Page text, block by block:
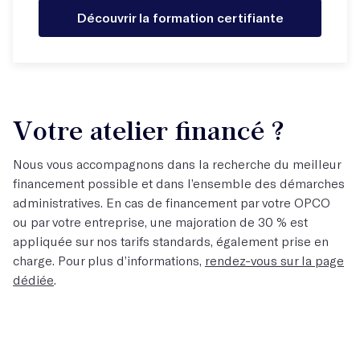
Découvrir la formation certifiante
Votre atelier financé ?
Nous vous accompagnons dans la recherche du meilleur
financement possible et dans l’ensemble des démarches
administratives. En cas de financement par votre OPCO
ou par votre entreprise, une majoration de 30 % est
appliquée sur nos tarifs standards, également prise en
charge. Pour plus d’informations, rendez-vous sur la page
dédiée.